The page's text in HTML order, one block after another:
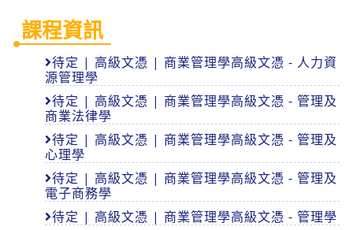
課程資訊
待定 | 高級文憑 | 商業管理學高級文憑 - 人力資
源管理學
待定 | 高級文憑 | 商業管理學高級文憑 - 管理及
商業法律學
待定 | 高級文憑 | 商業管理學高級文憑 - 管理及
心理學
待定 | 高級文憑 | 商業管理學高級文憑 - 管理及
電子商務學
待定 | 高級文憑 | 商業管理學高級文憑 - 管理學